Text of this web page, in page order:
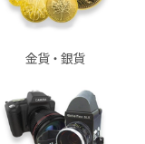
金貨・銀貨